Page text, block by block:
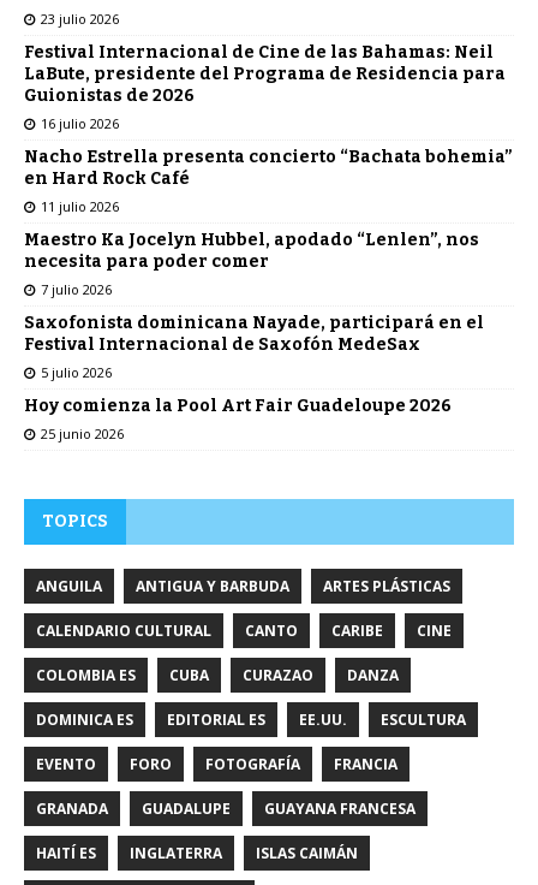
23 julio 2026
Festival Internacional de Cine de las Bahamas: Neil
LaBute, presidente del Programa de Residencia para
Guionistas de 2026
16 julio 2026
Nacho Estrella presenta concierto “Bachata bohemia”
en Hard Rock Café
11 julio 2026
Maestro Ka Jocelyn Hubbel, apodado “Lenlen”, nos
necesita para poder comer
7 julio 2026
Saxofonista dominicana Nayade, participará en el
Festival Internacional de Saxofón MedeSax
5 julio 2026
Hoy comienza la Pool Art Fair Guadeloupe 2026
25 junio 2026
TOPICS
ANGUILA ANTIGUA Y BARBUDA ARTES PLÁSTICAS
CALENDARIO CULTURAL CANTO CARIBE CINE
COLOMBIA ES CUBA CURAZAO DANZA
DOMINICA ES EDITORIAL ES EE.UU. ESCULTURA
EVENTO FORO FOTOGRAFÍA FRANCIA
GRANADA GUADALUPE GUAYANA FRANCESA
HAITÍ ES INGLATERRA ISLAS CAIMÁN